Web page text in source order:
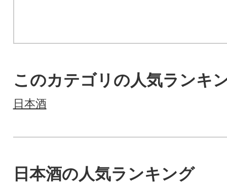
このカテゴリの人気ランキ
日本酒
日本酒の人気ランキング